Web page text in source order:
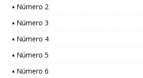
▪ Número 2
▪ Número 3
▪ Número 4
▪ Número 5
▪ Número 6